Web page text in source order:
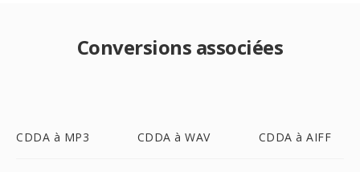
Conversions associées
CDDA à MP3 CDDA à WAV CDDA à AIFF